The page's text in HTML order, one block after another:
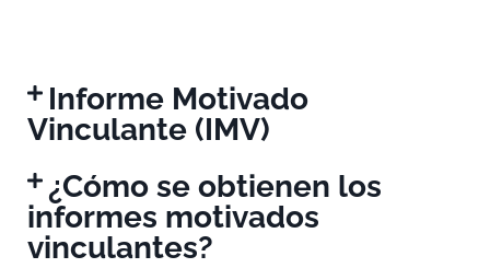
Informe Motivado
Vinculante (IMV)
¿Cómo se obtienen los
informes motivados
vinculantes?